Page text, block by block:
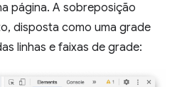
página. A sobreposição
disposta como uma grade
linhas e faixas de grade: